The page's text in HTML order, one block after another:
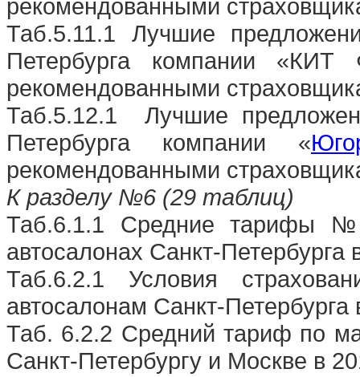
рекомендованными
Таб.5.11.1 Лучшие
Петербурга компании
рекомендованными
Таб.5.12.1
Лучшие
Петербурга компании «
рекомендованными
К разделу №6 (29 таблиц)
Таб.6.1.1 Средние
автосалонах Санкт-Петербурга
Таб.6.2.1 Условия
автосалонам Санкт-Петербурга
Таб. 6.2.2 Средний тариф по
Санкт-Петербургу и Москве в